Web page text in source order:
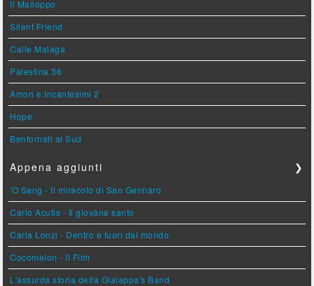
Il Malloppo
Silent Friend
Calle Malaga
Palestina 36
Amori e Incantesimi 2
Hope
Bentornati al Sud
Appena aggiunti ❯
'O Sang - Il miracolo di San Gennaro
Carlo Acutis - Il giovane santo
Carla Lonzi - Dentro e fuori dal mondo
Cocomelon - Il Film
L'assurda storia della Gialappa's Band